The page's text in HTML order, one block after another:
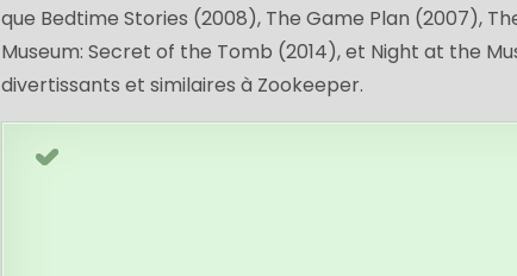
que Bedtime Stories (2008), The Game Plan (2007),
Museum: Secret of the Tomb (2014), et Night at the
divertissants et similaires à Zookeeper.